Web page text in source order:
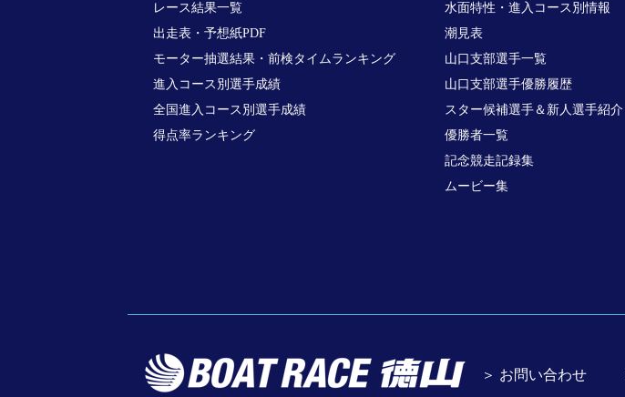
レース結果一覧
出走表・予想紙PDF
モーター抽選結果・前検タイムランキング
進入コース別選手成績
全国進入コース別選手成績
得点率ランキング
水面特性・進入コース別情報
潮見表
山口支部選手一覧
山口支部選手優勝履歴
スター候補選手＆新人選手紹介
優勝者一覧
記念競走記録集
ムービー集
＞ お問い合わせ